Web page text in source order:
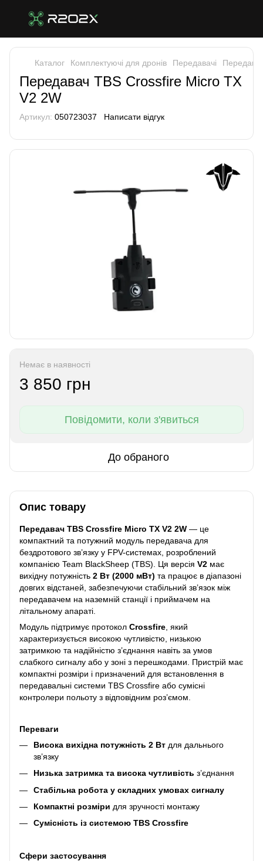
Каталог Комплектуючі для дронів Передавачі
Передавач TBS Crossfire Micro TX
V2 2W
Артикул: 050723037 Написати відгук
Немає в наявності
3 850 грн
Повідомити, коли з'явиться
До обраного
Опис товару
Передавач TBS Crossfire Micro TX V2 2W — це
компактний та потужний модуль передавача для
бездротового зв’язку у FPV-системах, розроблений
компанією Team BlackSheep (TBS). Ця версія V2 має
вихідну потужність 2 Вт (2000 мВт) та працює в діапазоні
довгих відстаней, забезпечуючи стабільний зв’язок між
передавачем на наземній станції і приймачем на
літальному апараті.
Модуль підтримує протокол Crossfire , який
характеризується високою чутливістю, низькою
затримкою та надійністю з’єднання навіть за умов
слабкого сигналу або у зоні з перешкодами. Пристрій має
компактні розміри і призначений для встановлення в
передавальні системи TBS Crossfire або сумісні
контролери польоту з відповідним роз’ємом.
Переваги
Висока вихідна потужність 2 Вт для дальнього
зв’язку
Низька затримка та висока чутливість з’єднання
Стабільна робота у складних умовах сигналу
Компактні розміри для зручності монтажу
Сумісність із системою TBS Crossfire
Сфери застосування